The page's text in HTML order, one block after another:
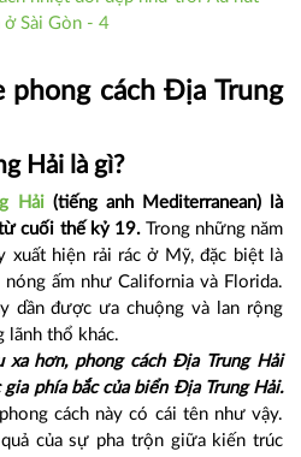
phong cách Địa Trung
Hải là gì?
Hải (tiếng anh Mediterranean) là
cuối thế kỷ 19.Trong những năm
xuất hiện rải rác ở Mỹ, đặc biệt là
ấm như California và Florida.
dần được ưa chuộng và lan rộng
lãnh thổ khác.
xa hơn, phong cách Địa Trung Hải
phía bắc của biển Địa Trung Hải.
cách này có cái tên như vậy.
của sự pha trộn giữa kiến trúc